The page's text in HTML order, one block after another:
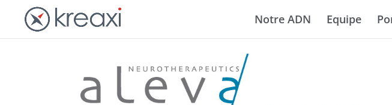
Notre ADN Equipe